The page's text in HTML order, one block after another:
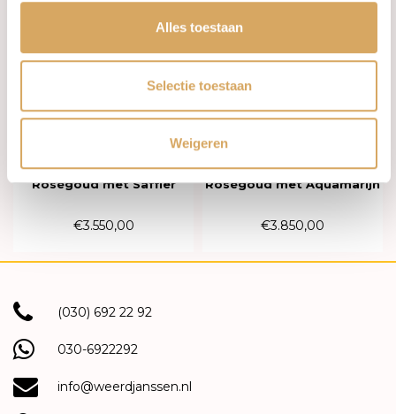
Alles toestaan
Selectie toestaan
Weigeren
BRON Ring Poppy 18k
Roségoud met Saffier
€3.550,00
HuisCollectie Ring 18k
Roségoud met Aquamarijn
€3.850,00
(030) 692 22 92
030-6922292
info@weerdjanssen.nl